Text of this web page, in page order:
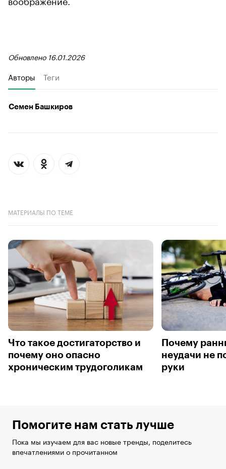
Обновлено 16.01.2026
Авторы Теги
Семен Башкиров
МАТЕРИАЛЫ ПО ТЕМЕ
Что такое достигаторство и
почему оно опасно
хроническим трудоголикам
Почему
неудачи не
руки
Помогите нам стать лучше
Пока мы изучаем для вас новые тренды, поделитесь
впечатлениями о прочитанном